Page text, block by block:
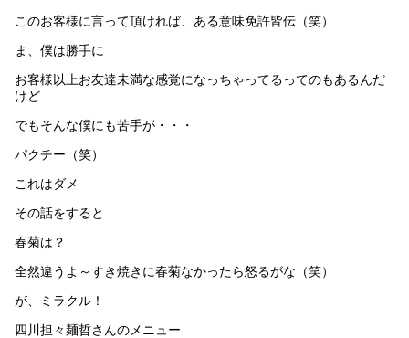
このお客様に言って頂ければ、ある意味免許皆伝（笑）
ま、僕は勝手に
お客様以上お友達未満な感覚になっちゃってるってのもあるんだ
けど
でもそんな僕にも苦手が・・・
パクチー（笑）
これはダメ
その話をすると
春菊は？
全然違うよ～すき焼きに春菊なかったら怒るがな（笑）
が、ミラクル！
四川担々麺哲さんのメニュー